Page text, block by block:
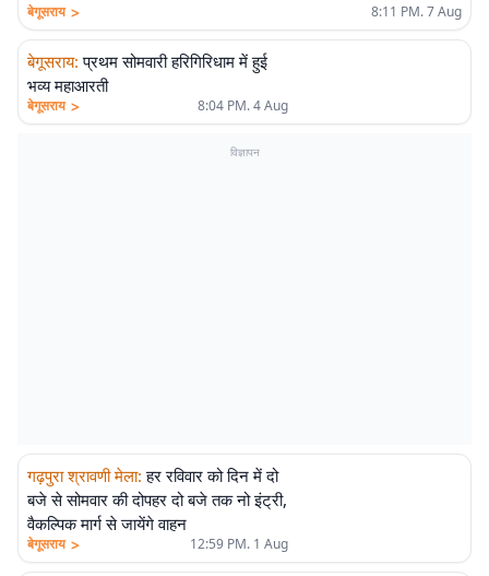
बेगूसराय > 8:11 PM. 7 Aug
बेगूसराय: प्रथम सोमवारी हरिगिरिधाम में हुई
भव्य महाआरती
बेगूसराय > 8:04 PM. 4 Aug
विज्ञापन
गढ़पुरा श्रावणी मेला: हर रविवार को दिन में दो
बजे से सोमवार की दोपहर दो बजे तक नो इंट्री,
वैकल्पिक मार्ग से जायेंगे वाहन
बेगूसराय > 12:59 PM. 1 Aug